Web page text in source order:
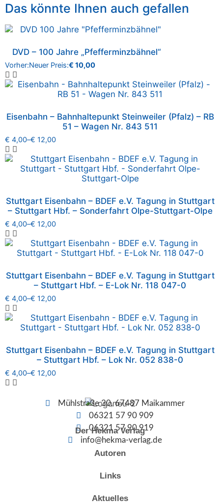
Das könnte Ihnen auch gefallen
DVD – 100 Jahre „Pfefferminzbähnel“
Vorher:Neuer Preis:€ 10,00
Eisenbahn – Bahnhaltepunkt Steinweiler (Pfalz) – RB
51 – Wagen Nr. 843 511
€ 4,00–€ 12,00
Stuttgart Eisenbahn – BDEF e.V. Tagung in Stuttgart
– Stuttgart Hbf. – Sonderfahrt Olpe-Stuttgart-Olpe
€ 4,00–€ 12,00
Stuttgart Eisenbahn – BDEF e.V. Tagung in Stuttgart
– Stuttgart Hbf. – E-Lok Nr. 118 047-0
€ 4,00–€ 12,00
Stuttgart Eisenbahn – BDEF e.V. Tagung in Stuttgart
– Stuttgart Hbf. – Lok Nr. 052 838-0
€ 4,00–€ 12,00
Mühlstraße 30, 67487 Maikammer
06321 57 90 909
06321 57 90 919
info@hekma-verlag.de
Der Hekma Verlag
Autoren
Links
Aktuelles